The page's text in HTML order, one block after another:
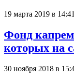
19 марта 2019 в 14:41
Фонд
которых на
30 ноября 2018 в